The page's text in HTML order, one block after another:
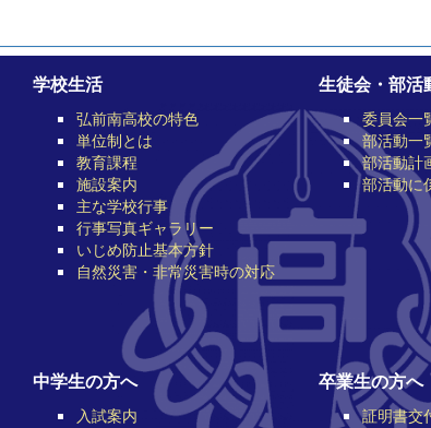
学校生活
弘前南高校の特色
単位制とは
教育課程
施設案内
主な学校行事
行事写真ギャラリー
いじめ防止基本方針
自然災害・非常災害時の対応
生徒会・部活
委員会一
部活動一
部活動計
部活動に
中学生の方へ
入試案内
卒業生の方へ
証明書交